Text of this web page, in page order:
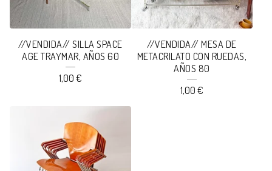
//VENDIDA// SILLA SPACE
AGE TRAYMAR, AÑOS 60
1,00 €
//VENDIDA// MESA DE
METACRILATO CON RUEDAS,
AÑOS 80
1,00 €